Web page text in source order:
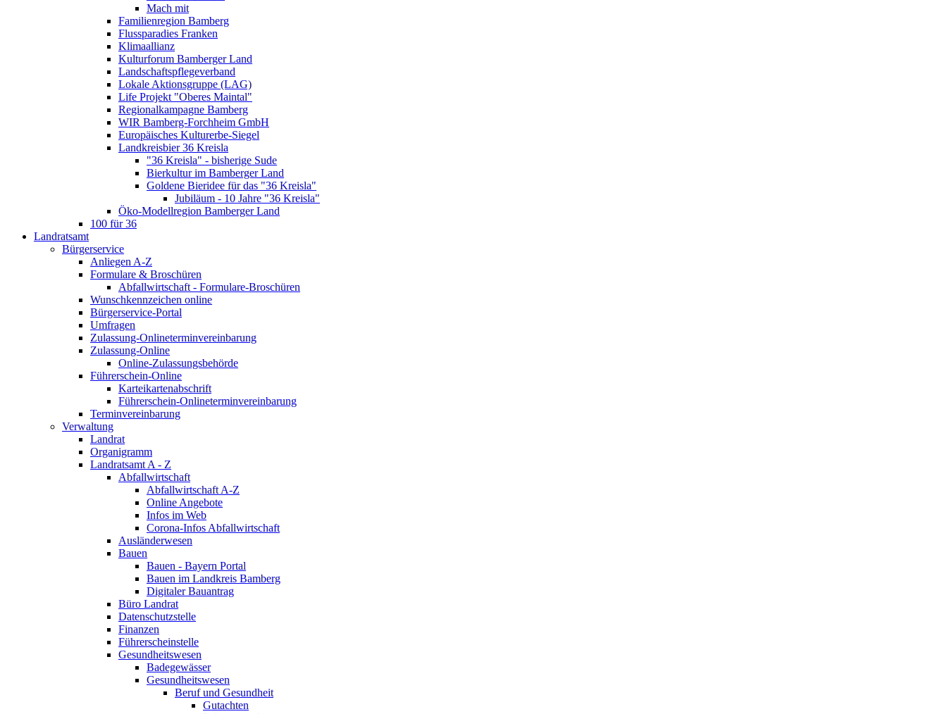
Mach mit
Familienregion Bamberg
Flussparadies Franken
Klimaallianz
Kulturforum Bamberger Land
Landschaftspflegeverband
Lokale Aktionsgruppe (LAG)
Life Projekt "Oberes Maintal"
Regionalkampagne Bamberg
WIR Bamberg-Forchheim GmbH
Europäisches Kulturerbe-Siegel
Landkreisbier 36 Kreisla
"36 Kreisla" - bisherige Sude
Bierkultur im Bamberger Land
Goldene Bieridee für das "36 Kreisla"
Jubiläum - 10 Jahre "36 Kreisla"
Öko-Modellregion Bamberger Land
100 für 36
Landratsamt
Bürgerservice
Anliegen A-Z
Formulare & Broschüren
Abfallwirtschaft - Formulare-Broschüren
Wunschkennzeichen online
Bürgerservice-Portal
Umfragen
Zulassung-Onlineterminvereinbarung
Zulassung-Online
Online-Zulassungsbehörde
Führerschein-Online
Karteikartenabschrift
Führerschein-Onlineterminvereinbarung
Terminvereinbarung
Verwaltung
Landrat
Organigramm
Landratsamt A - Z
Abfallwirtschaft
Abfallwirtschaft A-Z
Online Angebote
Infos im Web
Corona-Infos Abfallwirtschaft
Ausländerwesen
Bauen
Bauen - Bayern Portal
Bauen im Landkreis Bamberg
Digitaler Bauantrag
Büro Landrat
Datenschutzstelle
Finanzen
Führerscheinstelle
Gesundheitswesen
Badegewässer
Gesundheitswesen
Beruf und Gesundheit
Gutachten